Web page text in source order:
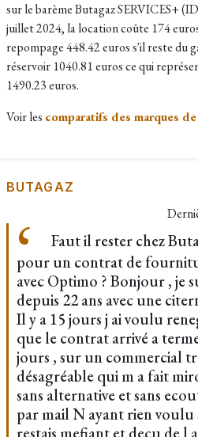
sur le barème Butagaz SERVICES+
juillet 2024, la location coûte 174
repompage 448.42 euros s'il reste du
réservoir 1040.81 euros ce qui
1490.23 euros.
Voir les comparatifs des marques
BUTAGAZ
Faut il rester chez
pour un contrat de
avec Optimo ? Bonjour , je
depuis 22 ans avec une
Il y a 15 jours j ai voulu
que le contrat arrivé a
jours , sur un commercial
désagréable qui m a fait
sans alternative et sans
par mail N ayant rien voulu